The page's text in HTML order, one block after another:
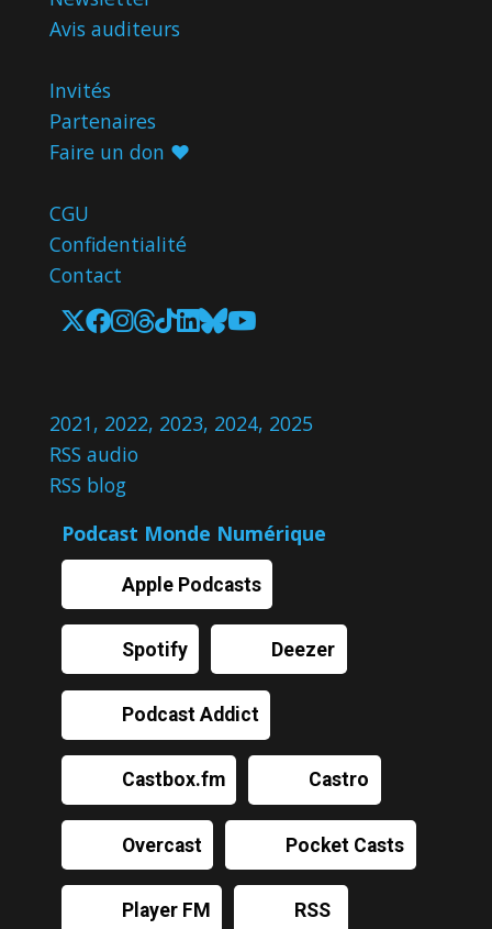
Avis auditeurs
Invités
Partenaires
Faire un don ♥️
CGU
Confidentialité
Contact
2021, 2022, 2023, 2024, 2025
RSS audio
RSS blog
Podcast Monde Numérique
Apple Podcasts
Spotify Deezer
Podcast Addict
Castbox.fm Castro
Overcast Pocket Casts
Player FM RSS